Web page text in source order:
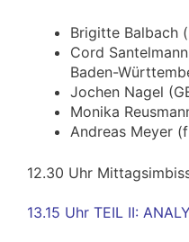
Brigitte Balbach
Cord
Baden-
Jochen Nagel
Monika
Andreas Meyer
12.30 Uhr
13.15 Uhr TEIL II: